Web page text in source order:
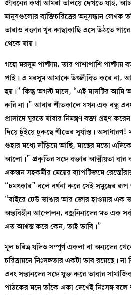
জীবনের কথা আমরা তলিয়ে দেখতে যাই,
মানুষগুলোর ব্যক্তিচরিত্রের অনুসন্ধান
তারাও বক্তার খুব কাছাকাছি এসে উঠতে পারে
থেকে যায়।
গল্পে মরসুম পাল্টায়, তার পাশাপাশি পাল্টায়
পাই। এ মরসুম আমাকে উজ্জীবিত করে না,
হয়।” কিন্তু অগস্ট মাসে, “এই মাসটির আমি
করি না।” আবার শীতকালে যখন এক বন্ধু
প্রাসাদে ঘুরতে যাবার নিমন্ত্রণ বক্তা গ্রহণ
দিয়ে চুঁইয়ে ঢুকছে শীতের সূর্যাস্ত।
গুহার মধ্যে দাঁড়িয়ে আছি, মাছের মতো
আলো।” প্রকৃতির সঙ্গে বক্তার আত্মীয়তা
একজন সহকর্মীর মেয়ের ব্যাপটিজমে
“চমৎকার” বলে বর্ণনা করে সেই সমুদ্রের
“বাইরে ঢেউ ভাঙার আর জোর হাওয়ার
অন্তবিহীন আন্দোলন, বজ্রনিনাদের মত এক
এত আশ্বস্ত করে কেন, তাই ভাবি।”
মূল চরিত্র যদিও সম্পূর্ণ একলা বা অন্যদের
চরিত্রায়নে নিঃসঙ্গতার একটা ভাব রয়েছে। না
এবং সন্তানদের সঙ্গে যুক্ত করে ভাবার
পাঠকের মনে তাঁকে একা দেখেই নিঃসঙ্গ বলে